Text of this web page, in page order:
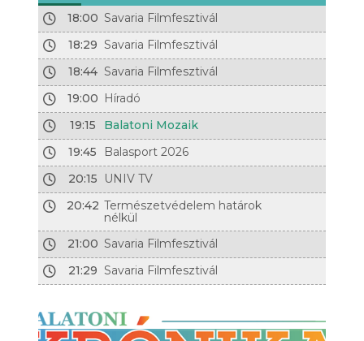
18:00 Savaria Filmfesztivál
18:29 Savaria Filmfesztivál
18:44 Savaria Filmfesztivál
19:00 Híradó
19:15
Balatoni Mozaik
19:45
Balasport 2026
20:15
UNIV TV
20:42 Természetvédelem határok
nélkül
21:00 Savaria Filmfesztivál
21:29 Savaria Filmfesztivál